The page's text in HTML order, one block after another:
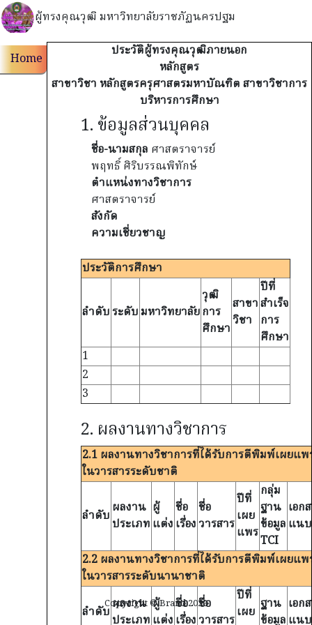
ผู้ทรงคุณวุฒิ มหาวิทยาลัยราชภัฏนครปฐม
Home
ประวัติผู้ทรงคุณวุฒิภายนอก
หลักสูตร
สาขาวิชา หลักสูตรครุศาสตรมหาบัณฑิต สาขาวิชาการ
บริหารการศึกษา
1. ข้อมูลส่วนบุคคล
ชื่อ-นามสกุล ศาสตราจารย์
พฤทธิ์ ศิริบรรณพิทักษ์
ตำแหน่งทางวิชาการ
ศาสตราจารย์
สังกัด
ความเชี่ยวชาญ
ประวัติการศึกษา
ลำดับระดับมหาวิทยาลัย
วุฒิ
การ
ศึกษา
สาขา
วิชา
ปีที่
สำเร็จ
การ
ศึกษา
1
2
3
2. ผลงานทางวิชาการ
2.1 ผลงานทางวิชาการที่ได้รับการตีพิมพ์เผยแพ
ในวารสารระดับชาติ
ลำดับผลงาน
ประเภท
ผู้
แต่ง
ชื่อ
เรื่อง
ชื่อ
วารสาร
ปีที่
เผย
แพร
กลุ่ม
ฐาน
ข้อมูล
TCI
เอก
แนบ
2.2 ผลงานทางวิชาการที่ได้รับการตีพิมพ์เผยแพ
ในวารสารระดับนานาชาติ
ลำดับผลงาน
ประเภท
ผู้
แต่ง
ชื่อ
เรื่อง
ชื่อ
วารสาร
ปีที่
เผย ฐาน
ข้อมูล
เอก
แนบ
Copyright © Brand 2022